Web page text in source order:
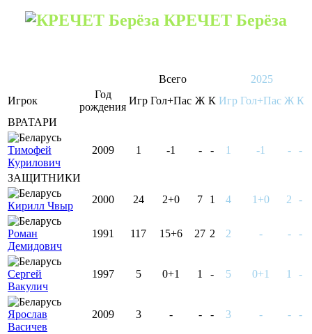
КРЕЧЕТ Берёза
Всего
2025
Игрок
Год
рождения
Игр Гол+Пас Ж К Игр Гол+Пас Ж К
ВРАТАРИ
Тимофей
Курилович
2009 1 -1 - - 1 -1 - -
ЗАЩИТНИКИ
Кирилл Чвыр
2000 24 2+0 7 1 4 1+0 2 -
Роман
Демидович
1991 117 15+6 27 2 2 - - -
Сергей
Вакулич
1997 5 0+1 1 - 5 0+1 1 -
Ярослав
Васичев
2009 3 - - - 3 - - -